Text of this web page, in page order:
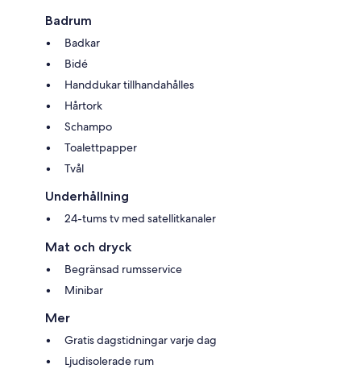
Badrum
Badkar
Bidé
Handdukar tillhandahålles
Hårtork
Schampo
Toalettpapper
Tvål
Underhållning
24-tums tv med satellitkanaler
Mat och dryck
Begränsad rumsservice
Minibar
Mer
Gratis dagstidningar varje dag
Ljudisolerade rum